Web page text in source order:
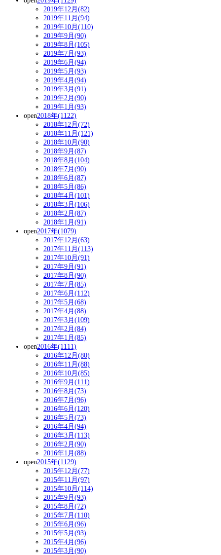
2019年12月(82)
2019年11月(94)
2019年10月(110)
2019年9月(90)
2019年8月(105)
2019年7月(93)
2019年6月(94)
2019年5月(93)
2019年4月(94)
2019年3月(91)
2019年2月(90)
2019年1月(93)
open2018年(1122)
2018年12月(72)
2018年11月(121)
2018年10月(90)
2018年9月(87)
2018年8月(104)
2018年7月(90)
2018年6月(87)
2018年5月(86)
2018年4月(101)
2018年3月(106)
2018年2月(87)
2018年1月(91)
open2017年(1079)
2017年12月(63)
2017年11月(113)
2017年10月(91)
2017年9月(91)
2017年8月(90)
2017年7月(85)
2017年6月(112)
2017年5月(68)
2017年4月(88)
2017年3月(109)
2017年2月(84)
2017年1月(85)
open2016年(1111)
2016年12月(80)
2016年11月(88)
2016年10月(85)
2016年9月(111)
2016年8月(73)
2016年7月(96)
2016年6月(120)
2016年5月(73)
2016年4月(94)
2016年3月(113)
2016年2月(90)
2016年1月(88)
open2015年(1129)
2015年12月(77)
2015年11月(97)
2015年10月(114)
2015年9月(93)
2015年8月(72)
2015年7月(110)
2015年6月(96)
2015年5月(93)
2015年4月(96)
2015年3月(90)